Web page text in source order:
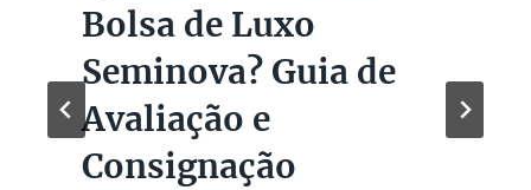
Bolsa de Luxo
Seminova? Guia de
Avaliação e
Consignação